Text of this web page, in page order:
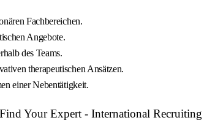
Fachbereichen.
Angebote.
des Teams.
therapeutischen Ansätzen.
einer Nebentätigkeit.
Your Expert - International Recruiting